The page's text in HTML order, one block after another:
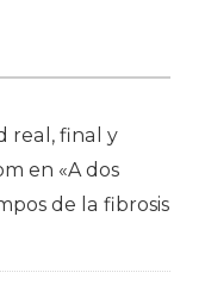
real, final y
en «A dos
de la fibrosis